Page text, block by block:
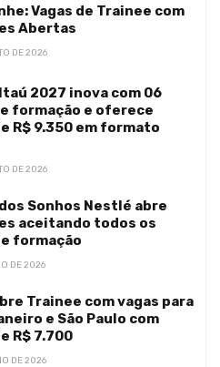
Vagas de Trainee com
Abertas
DE 2026
2027 inova com 06
formação e oferece
R$ 9.350 em formato
DE 2026
Sonhos Nestlé abre
aceitando todos os
formação
DE 2026
Trainee com vagas para
e São Paulo com
R$ 7.700
DE 2026